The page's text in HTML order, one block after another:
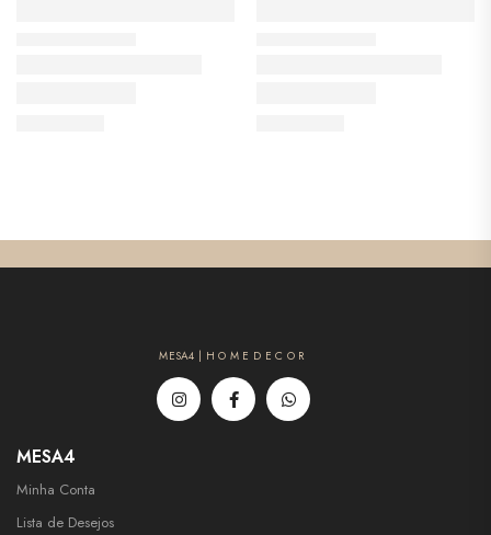
MESA4 | H O M E D E C O R
MESA4
Minha Conta
Lista de Desejos